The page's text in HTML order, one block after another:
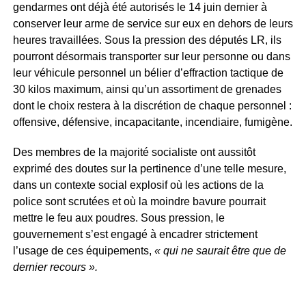
gendarmes ont déjà été autorisés le 14 juin dernier à
conserver leur arme de service sur eux en dehors de leurs
heures travaillées. Sous la pression des députés LR, ils
pourront désormais transporter sur leur personne ou dans
leur véhicule personnel un bélier d’effraction tactique de
30 kilos maximum, ainsi qu’un assortiment de grenades
dont le choix restera à la discrétion de chaque personnel :
offensive, défensive, incapacitante, incendiaire, fumigène.
Des membres de la majorité socialiste ont aussitôt
exprimé des doutes sur la pertinence d’une telle mesure,
dans un contexte social explosif où les actions de la
police sont scrutées et où la moindre bavure pourrait
mettre le feu aux poudres. Sous pression, le
gouvernement s’est engagé à encadrer strictement
l’usage de ces équipements, « qui ne saurait être que de
dernier recours ».